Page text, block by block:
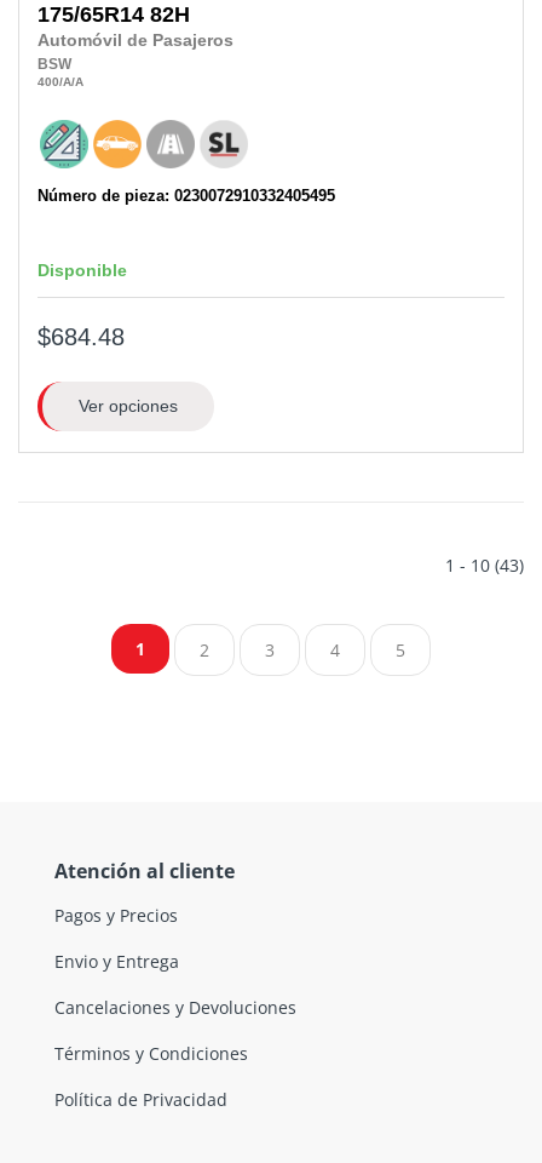
175/65R14 82H
Automóvil de Pasajeros
BSW
400/A/A
Número de pieza: 0230072910332405495
Disponible
$684.48
Ver opciones
1 - 10 (43)
1 2 3 4 5
Atención al cliente
Pagos y Precios
Envio y Entrega
Cancelaciones y Devoluciones
Términos y Condiciones
Política de Privacidad